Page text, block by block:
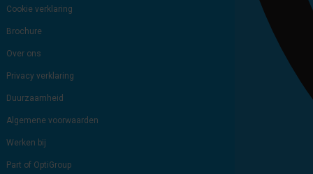
Cookie verklaring
Brochure
Over ons
Privacy verklaring
Duurzaamheid
Algemene voorwaarden
Werken bij
Part of OptiGroup